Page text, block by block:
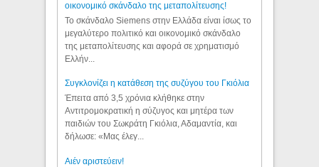
οικονομικό σκάνδαλο της μεταπολίτευσης!
Το σκάνδαλο Siemens στην Ελλάδα είναι ίσως το
μεγαλύτερο πολιτικό και οικονομικό σκάνδαλο
της μεταπολίτευσης και αφορά σε χρηματισμό
Ελλήν...
Συγκλονίζει η κατάθεση της συζύγου του Γκιόλια
Έπειτα από 3,5 χρόνια κλήθηκε στην
Αντιτρομοκρατική η σύζυγος και μητέρα των
παιδιών του Σωκράτη Γκιόλια, Αδαμαντία, και
δήλωσε: «Μας έλεγ...
Aιέν αριστεύειν!